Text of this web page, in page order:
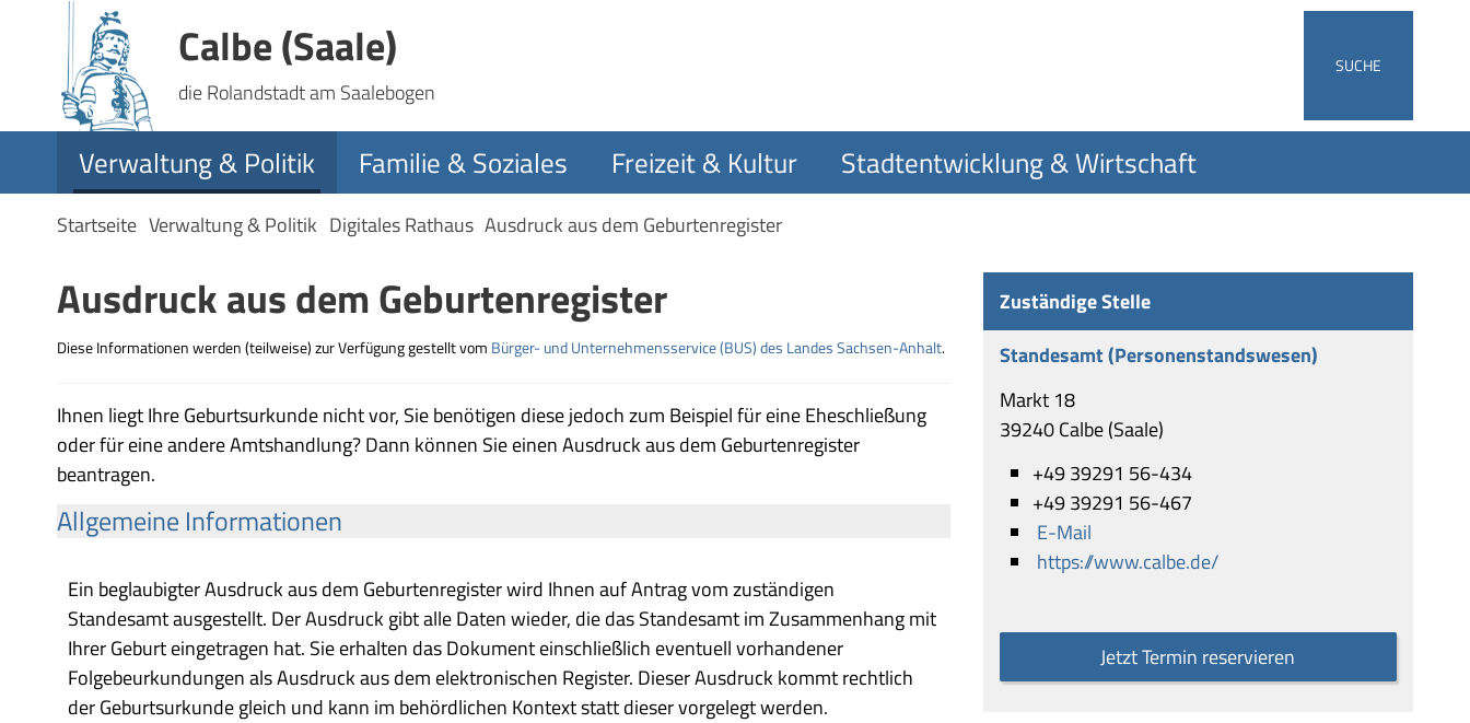
Calbe (Saale)
die Rolandstadt am Saalebogen
SUCHE
Verwaltung & Politik Familie & Soziales Freizeit & Kultur Stadtentwicklung & Wirtschaft
Startseite Verwaltung & Politik Digitales Rathaus Ausdruck aus dem Geburtenregister
Ausdruck aus dem Geburtenregister
Diese Informationen werden (teilweise) zur Verfügung gestellt vom Bürger- und Unternehmensservice (BUS) des Landes Sachsen-Anhalt.
Ihnen liegt Ihre Geburtsurkunde nicht vor, Sie benötigen diese jedoch zum Beispiel für eine Eheschließung
oder für eine andere Amtshandlung? Dann können Sie einen Ausdruck aus dem Geburtenregister
beantragen.
Allgemeine Informationen
Ein beglaubigter Ausdruck aus dem Geburtenregister wird Ihnen auf Antrag vom zuständigen
Standesamt ausgestellt. Der Ausdruck gibt alle Daten wieder, die das Standesamt im Zusammenhang mit
Ihrer Geburt eingetragen hat. Sie erhalten das Dokument einschließlich eventuell vorhandener
Folgebeurkundungen als Ausdruck aus dem elektronischen Register. Dieser Ausdruck kommt rechtlich
der Geburtsurkunde gleich und kann im behördlichen Kontext statt dieser vorgelegt werden.
Zuständige Stelle
Standesamt (Personenstandswesen)
Markt 18
39240 Calbe (Saale)
+49 39291 56-434
+49 39291 56-467
E-Mail
https://www.calbe.de/
Jetzt Termin reservieren